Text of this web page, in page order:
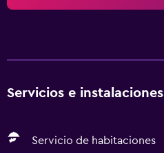
Servicios e
Servicio de habitaciones